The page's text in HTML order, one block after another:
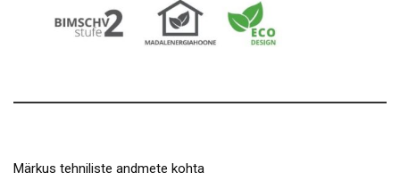
Märkus tehniliste andmete kohta